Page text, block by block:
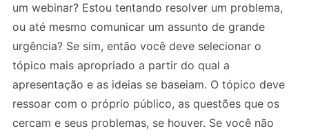
um webinar? Estou tentando resolver um problema,
ou até mesmo comunicar um assunto de grande
urgência? Se sim, então você deve selecionar o
tópico mais apropriado a partir do qual a
apresentação e as ideias se baseiam. O tópico deve
ressoar com o próprio público, as questões que os
cercam e seus problemas, se houver. Se você não